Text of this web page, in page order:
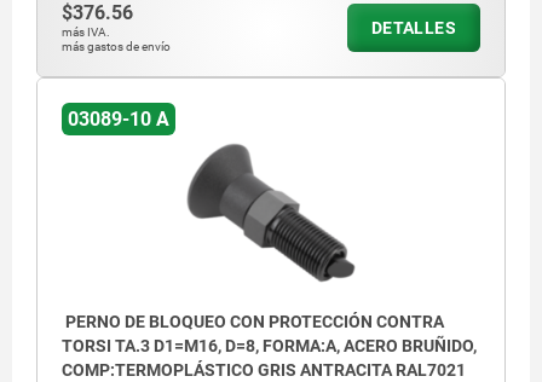
$376.56
más IVA.
más gastos de envío
DETALLES
03089-10 A
PERNO DE BLOQUEO CON PROTECCIÓN CONTRA
TORSI TA.3 D1=M16, D=8, FORMA:A, ACERO BRUÑIDO,
COMP:TERMOPLÁSTICO GRIS ANTRACITA RAL7021